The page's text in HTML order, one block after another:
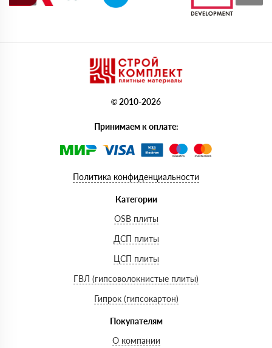
© 2010-2026
Принимаем к оплате:
Политика конфиденциальности
Категории
OSB плиты
ДСП плиты
ЦСП плиты
ГВЛ (гипсоволокнистые плиты)
Гипрок (гипсокартон)
Покупателям
О компании